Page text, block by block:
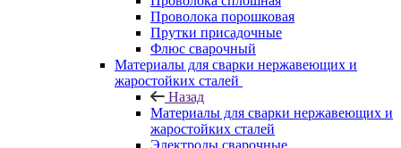
Проволока порошковая
Прутки присадочные
Флюс сварочный
Материалы для сварки нержавеющих и
жаростойких сталей
Назад
Материалы для сварки нержавеющих и
жаростойких сталей
Электроды сварочные